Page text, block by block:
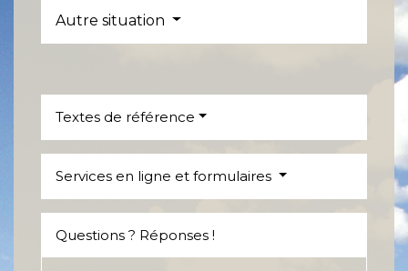
Autre situation
Textes de référence
Services en ligne et formulaires
Questions ? Réponses !